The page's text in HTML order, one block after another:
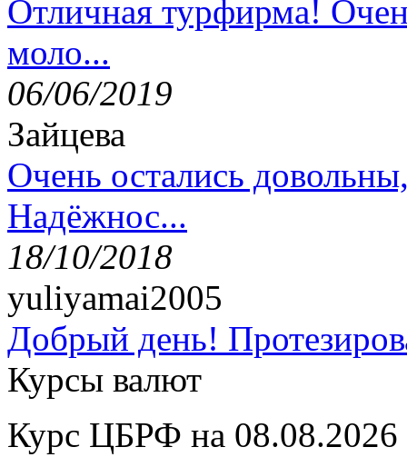
Отличная турфирма!
моло...
06/06/2019
Зайцева
Очень остались
Надёжнос...
18/10/2018
yuliyamai2005
Добрый день!
Курсы валют
Курс ЦБРФ на 08.08.2026